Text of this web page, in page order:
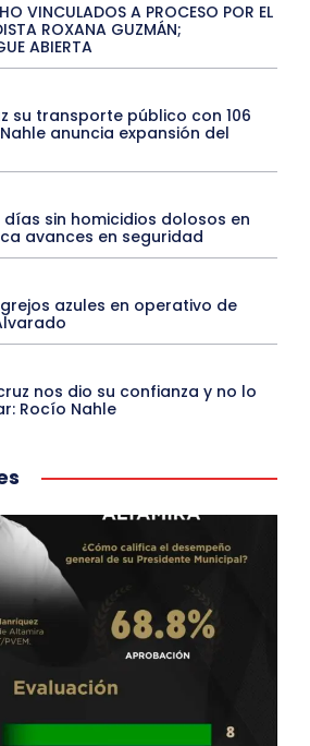
VINCULADOS A PROCESO POR EL
ROXANA GUZMÁN;
ABIERTA
su transporte público con 106
anuncia expansión del
sin homicidios dolosos en
avances en seguridad
azules en operativo de
nos dio su confianza y no lo
Rocío Nahle